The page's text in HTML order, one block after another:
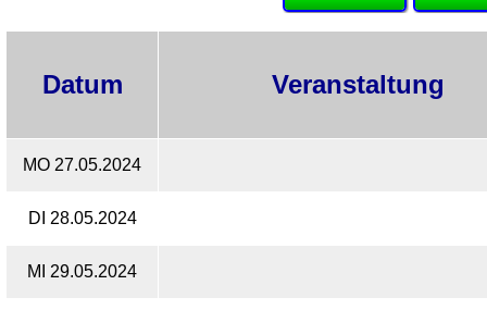
Datum Veranstaltung
MO 27.05.2024
DI 28.05.2024
MI 29.05.2024